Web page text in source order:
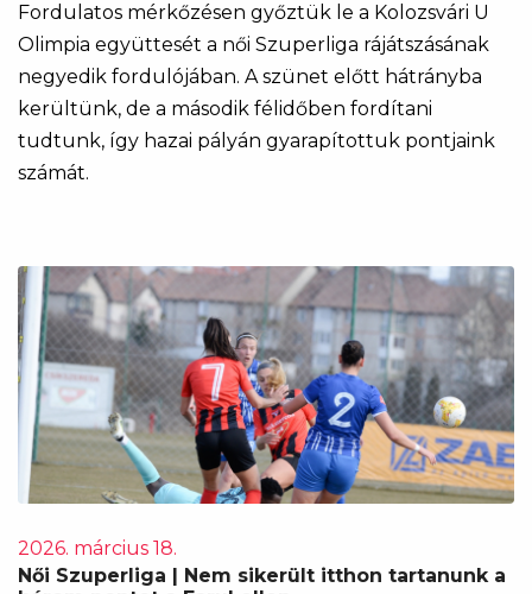
Fordulatos mérkőzésen győztük le a Kolozsvári U
Olimpia együttesét a női Szuperliga rájátszásának
negyedik fordulójában. A szünet előtt hátrányba
kerültünk, de a második félidőben fordítani
tudtunk, így hazai pályán gyarapítottuk pontjaink
számát.
2026. március 18.
Női Szuperliga | Nem sikerült itthon tartanunk a